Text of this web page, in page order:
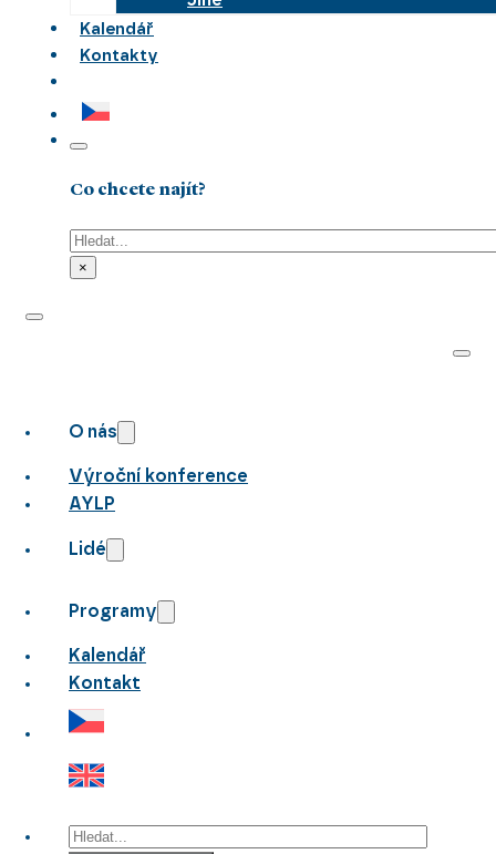
Kalendář
Kontakty
Co chcete najít?
Hledat
×
O nás
Výroční konference
AYLP
Lidé
Programy
Kalendář
Kontakt
Hledat